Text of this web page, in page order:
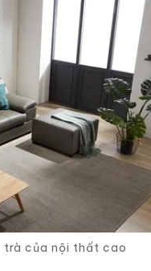
trà của nội thất cao